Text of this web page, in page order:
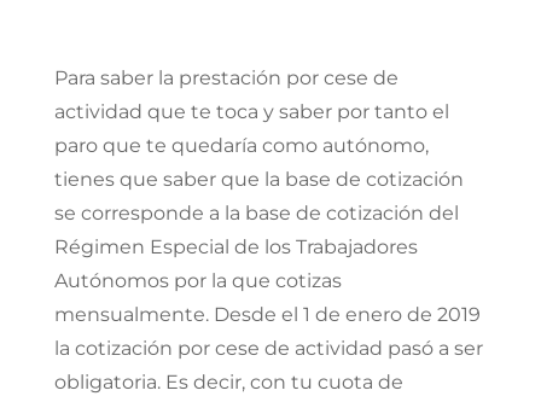
Para saber la prestación por cese de
actividad que te toca y saber por tanto el
paro que te quedaría como autónomo,
tienes que saber que la base de cotización
se corresponde a la base de cotización del
Régimen Especial de los Trabajadores
Autónomos por la que cotizas
mensualmente. Desde el 1 de enero de 2019
la cotización por cese de actividad pasó a ser
obligatoria. Es decir, con tu cuota de